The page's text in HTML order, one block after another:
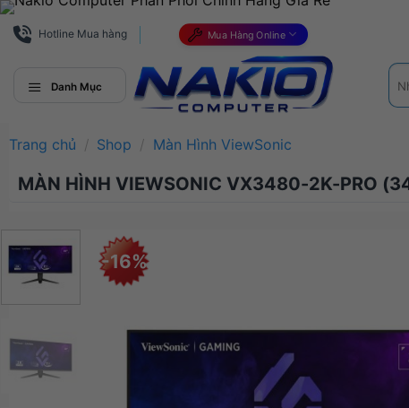
Bỏ
qua
Hotline Mua hàng Mua Hàng Online
Danh Mục
Tìm
Trang chủ / Shop / Màn Hình ViewSonic
MÀN HÌNH VIEWSONIC VX3480-2K-PRO
-16%